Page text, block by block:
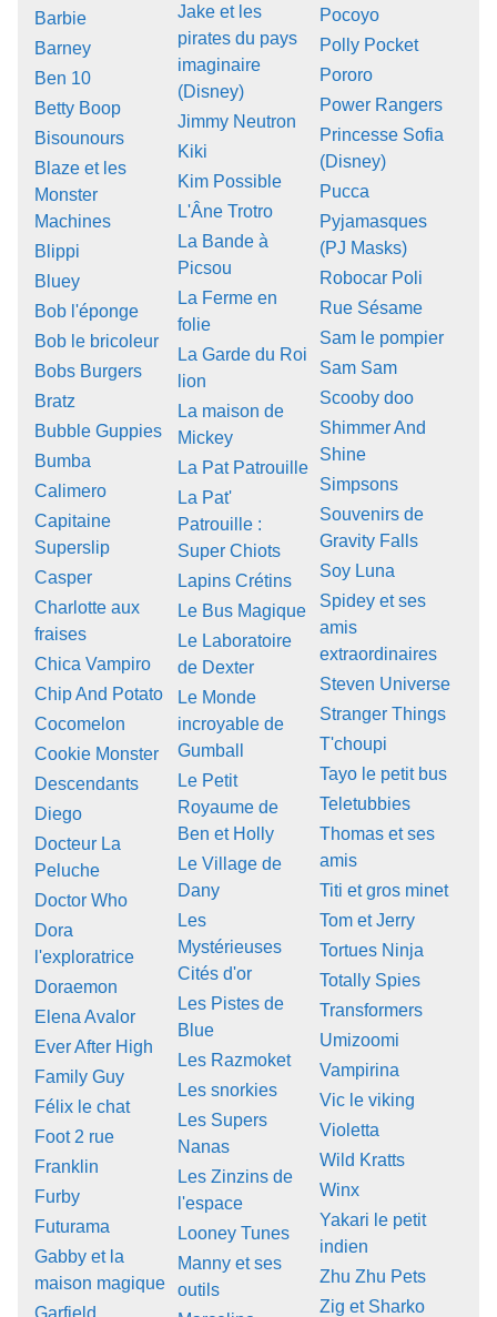
Barbie
Barney
Ben 10
Betty Boop
Bisounours
Blaze et les
Monster
Machines
Blippi
Bluey
Bob l'éponge
Bob le bricoleur
Bobs Burgers
Bratz
Bubble Guppies
Bumba
Calimero
Capitaine
Superslip
Casper
Charlotte aux
fraises
Chica Vampiro
Chip And Potato
Cocomelon
Cookie Monster
Descendants
Diego
Docteur La
Peluche
Doctor Who
Dora
l'exploratrice
Doraemon
Elena Avalor
Ever After High
Family Guy
Félix le chat
Foot 2 rue
Franklin
Furby
Futurama
Gabby et la
maison magique
Garfield
Jake et les
pirates du pays
imaginaire
(Disney)
Jimmy Neutron
Kiki
Kim Possible
L'Âne Trotro
La Bande à
Picsou
La Ferme en
folie
La Garde du Roi
lion
La maison de
Mickey
La Pat Patrouille
La Pat'
Patrouille :
Super Chiots
Lapins Crétins
Le Bus Magique
Le Laboratoire
de Dexter
Le Monde
incroyable de
Gumball
Le Petit
Royaume de
Ben et Holly
Le Village de
Dany
Les
Mystérieuses
Cités d'or
Les Pistes de
Blue
Les Razmoket
Les snorkies
Les Supers
Nanas
Les Zinzins de
l'espace
Looney Tunes
Manny et ses
outils
Pocoyo
Polly Pocket
Pororo
Power Rangers
Princesse Sofia
(Disney)
Pucca
Pyjamasques
(PJ Masks)
Robocar Poli
Rue Sésame
Sam le pompier
Sam Sam
Scooby doo
Shimmer And
Shine
Simpsons
Souvenirs de
Gravity Falls
Soy Luna
Spidey et ses
amis
extraordinaires
Steven Universe
Stranger Things
T'choupi
Tayo le petit bus
Teletubbies
Thomas et ses
amis
Titi et gros minet
Tom et Jerry
Tortues Ninja
Totally Spies
Transformers
Umizoomi
Vampirina
Vic le viking
Violetta
Wild Kratts
Winx
Yakari le petit
indien
Zhu Zhu Pets
Zig et Sharko